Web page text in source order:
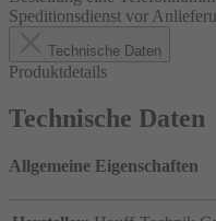
Speditionsdienst vor
Technische Daten
Produktdetails
Technische Daten
Allgemeine Eigenschaften